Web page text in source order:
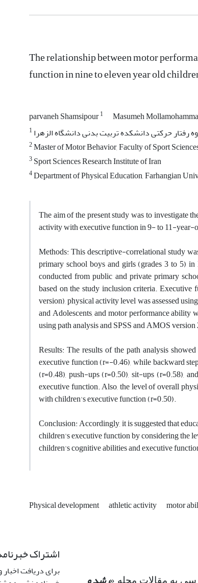
The relationship between motor
function in nine to eleven year old
parvaneh Shamsipour1 Masumeh
1 رفتار حرکتی دانشکده تربیت بدنی دانشگاه الزهرا
2Master of Motor Behavior, Faculty of Sport
3Sport Sciences Research Institute of Iran
4Department of Physical Education, Farhangian
The aim of the present study was to investigate
activity with executive function in 9- to 11-year-
Methods: This descriptive-correlational study
primary school boys and girls (grades 3 to 5)
conducted from public and private primary
based on the study inclusion criteria. Executive
version), physical activity level was assessed
and Adolescents, and motor performance ability
using path analysis and SPSS and AMOS
Results: The results of the path analysis
executive function (r=-0.46), while backward
(r=0.48), push-ups (r=0.50), sit-ups (r=0.58),
executive function. Also, the level of overall
with children's executive function (r=0.50).
Conclusion: Accordingly, it is suggested that
children's executive function by considering the
children's cognitive abilities and executive
Physical development athletic activity motor
به مقالات مجله «
اشتراک
برای دریافت